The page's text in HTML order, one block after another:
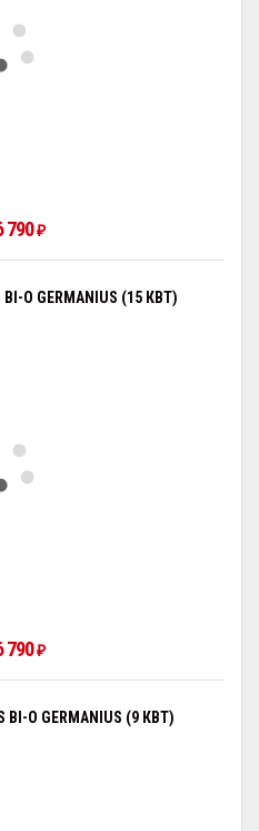
790₽
O GERMANIUS (15 КВТ)
790₽
O GERMANIUS (9 КВТ)